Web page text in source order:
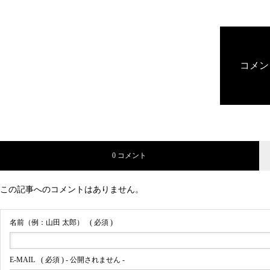
コメ
0 コメント
この記事へのコメントはありません。
名前（例：山田 太郎） ( 必須 )
E-MAIL ( 必須 ) - 公開されません -